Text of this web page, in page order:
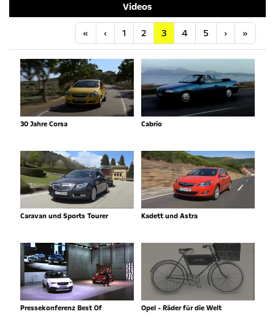
Videos
« Anfang
‹ Vorherige
1 2 3 4 5 ›Nächste
»
30 Jahre Corsa Cabrio
Caravan und Sports Tourer Kadett und Astra
Pressekonferenz Best Of Opel - Räder für die Welt